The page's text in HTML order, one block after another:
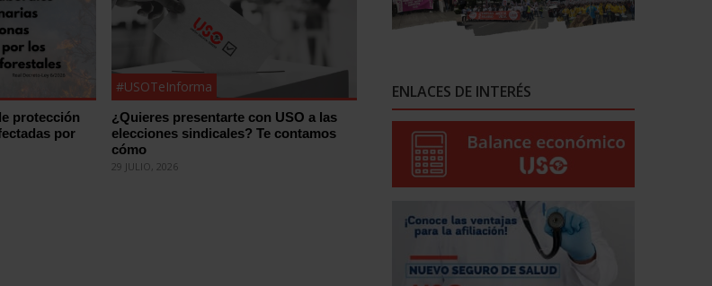
protección
por
#USOTeInforma
¿Quieres presentarte con USO a las
elecciones sindicales? Te contamos
cómo
29 JULIO, 2026
ENLACES DE INTERÉS